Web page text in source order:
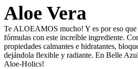
Aloe Vera
Te ALOEAMOS mucho! Y es por eso que
fórmulas con este increíble ingrediente.
propiedades calmantes e hidratantes,
dejándola flexible y radiante. En Belle
Aloe-Holics!